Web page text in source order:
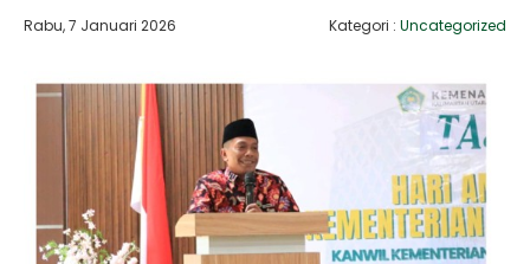
Rabu, 7 Januari 2026 Kategori : Uncategorized